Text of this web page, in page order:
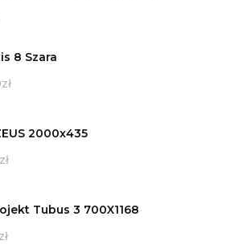
8 Szara
zł
2000x435
zł
Tubus 3 700X1168
zł